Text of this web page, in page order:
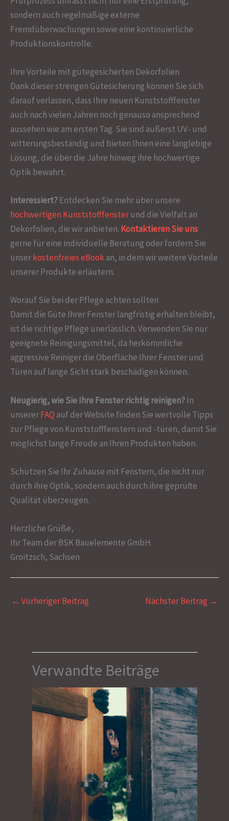
sondern auch regelmäßige externe
Fremdüberwachungen sowie eine kontinuierliche
Produktionskontrolle.
Ihre Vorteile mit gütegesicherten Dekorfolien
Dank dieser strengen Gütesicherung können Sie sich
darauf verlassen, dass Ihre neuen Kunststofffenster
auch nach vielen Jahren noch genauso ansprechend
aussehen wie am ersten Tag. Sie sind äußerst UV- und
witterungsbeständig und bieten Ihnen eine langlebige
Lösung, die über die Jahre hinweg ihre hochwertige
Optik bewahrt.
Interessiert? Entdecken Sie mehr über unsere
hochwertigen Kunststofffensterund die Vielfalt an
Dekorfolien, die wir anbieten. Kontaktieren Sie uns
gerne für eine individuelle Beratung oder fordern Sie
unserkostenfreies eBookan, in dem wir weitere Vorteile
unserer Produkte erläutern.
Worauf Sie bei der Pflege achten sollten
Damit die Güte Ihrer Fenster langfristig erhalten bleibt,
ist die richtige Pflege unerlässlich. Verwenden Sie nur
geeignete Reinigungsmittel, da herkömmliche
aggressive Reiniger die Oberfläche Ihrer Fenster und
Türen auf lange Sicht stark beschädigen können.
Neugierig, wie Sie Ihre Fenster richtig reinigen? In
unsererFAQ auf der Website finden Sie wertvolle Tipps
zur Pflege von Kunststofffenstern und -türen, damit Sie
möglichst lange Freude an Ihren Produkten haben.
Schützen Sie Ihr Zuhause mit Fenstern, die nicht nur
durch ihre Optik, sondern auch durch ihre geprüfte
Qualität überzeugen.
Herzliche Grüße,
Ihr Team der BSK Bauelemente GmbH
Groitzsch, Sachsen
← Vorheriger Beitrag Nächster Beitrag →
Verwandte Beiträge